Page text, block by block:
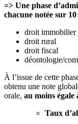
=> Une phase
chacune notée sur 10
droit immobilier
droit rural
droit fiscal
déontologie/
À l’issue de cette
obtenu une note
orale, au moins égale
Taux